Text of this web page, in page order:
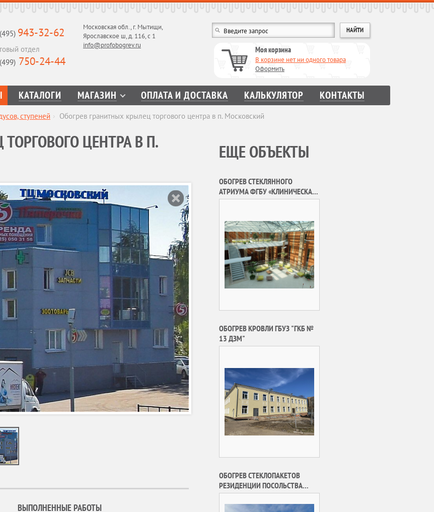
943-32-62
отдел
750-24-44
Московская обл., г. Мытищи,
Ярославское ш, д. 116, с 1
info@profobogrev.ru
Моя корзина
В корзине нет ни одного товара
Оформить
КАТАЛОГИ МАГАЗИН ОПЛАТА И ДОСТАВКА КАЛЬКУЛЯТОР КОНТАКТЫ
ступеней › Обогрев гранитных крылец торгового центра в п. Московский
ЦЕНТРА В П.
ВЫПОЛНЕННЫЕ РАБОТЫ
ЕЩЕ ОБЪЕКТЫ
ОБОГРЕВ СТЕКЛЯННОГО
АТРИУМА ФГБУ «КЛИНИЧЕСКАЯ
БОЛЬНИЦА» УПРАВЛЕНИЯ
ОБОГРЕВ КРОВЛИ ГБУЗ "ГКБ №
13 ДЗМ"
ОБОГРЕВ СТЕКЛОПАКЕТОВ
РЕЗИДЕНЦИИ ПОСОЛЬСТВА
ГОСУДАРСТВА КУВЕЙТ В РФ